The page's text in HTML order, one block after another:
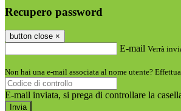
Recupero password
button close ×
E-mail Verrà
Non hai una e-mail associata al nome utente?
E-mail inviata, si prega di controllare la